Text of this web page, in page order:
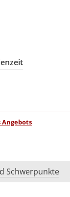
Angebots
Schwerpunkte